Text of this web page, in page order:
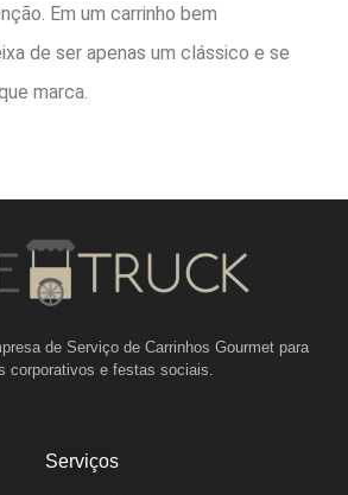
Em um carrinho bem
de ser apenas um clássico e se
marca.
de Serviço de Carrinhos Gourmet para
corporativos e festas sociais.
Serviços